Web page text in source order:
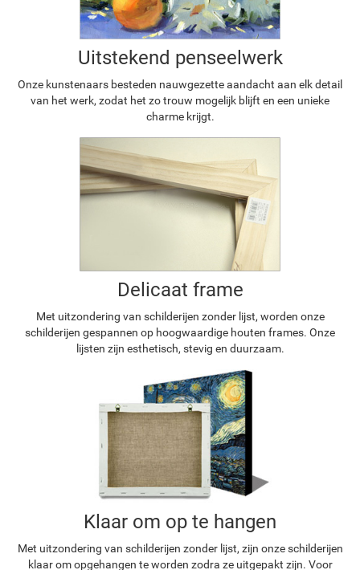
Uitstekend penseelwerk
Onze kunstenaars besteden nauwgezette aandacht aan elk detail
van het werk, zodat het zo trouw mogelijk blijft en een unieke
charme krijgt.
Delicaat frame
Met uitzondering van schilderijen zonder lijst, worden onze
schilderijen gespannen op hoogwaardige houten frames. Onze
lijsten zijn esthetisch, stevig en duurzaam.
Klaar om op te hangen
Met uitzondering van schilderijen zonder lijst, zijn onze schilderijen
klaar om opgehangen te worden zodra ze uitgepakt zijn. Voor